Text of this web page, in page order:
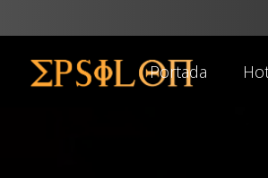
Portada